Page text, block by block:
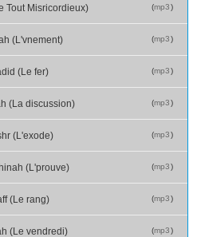
(mp3)
Tout Misricordieux)
(mp3)
(L'vnement)
(mp3)
(Le fer)
(mp3)
(La discussion)
(mp3)
(L'exode)
(mp3)
(L'prouve)
(mp3)
(Le rang)
(mp3)
(Le vendredi)